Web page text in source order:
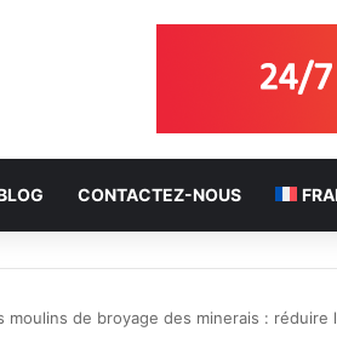
CONTACTEZ-NOUS
de broyage des minerais :